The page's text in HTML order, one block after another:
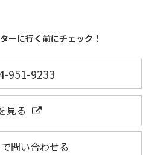
ーに行く前にチェック！
951-9233
見る
問い合わせる